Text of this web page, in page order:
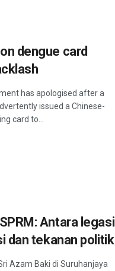
dengue card
has apologised after a
issued a Chinese-
card to...
Antara legasi
dan tekanan politik
Azam Baki di Suruhanjaya